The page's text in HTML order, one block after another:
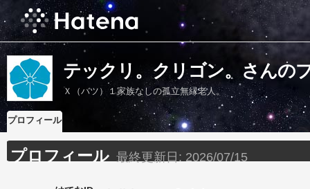
テックリ。クリゴン。さんの
Ｘ（バツ）１家族なしの孤立無縁老人。
プロフィール
プロフィール 最終更新日: 2026/07/15